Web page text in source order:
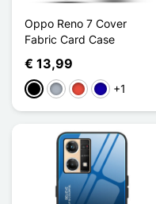
Oppo Reno 7 Cover
Fabric Card Case
€ 13,99
ZwartGrijsRoodDonkerblauw
+1